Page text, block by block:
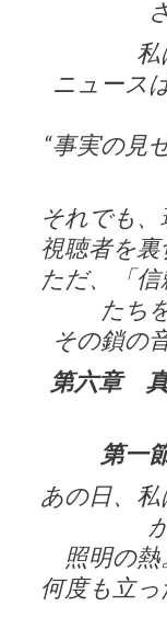
私
ニュース
“事実の見
それでも、
視聴者を裏
ただ、「
たち
その鎖の
第六章 真
第一
あの日、
照明の熱
何度も立っ